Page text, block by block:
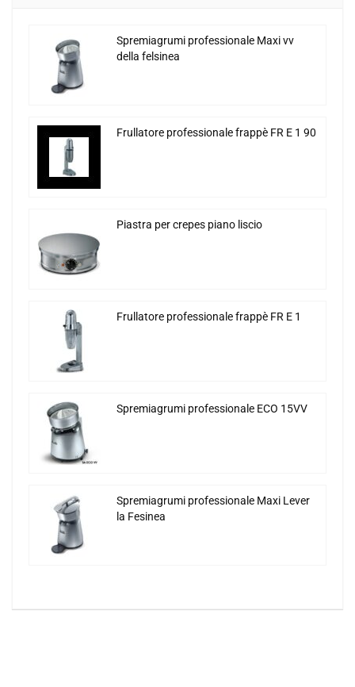
Spremiagrumi professionale Maxi vv
della felsinea
Frullatore professionale frappè FR E 1 90
Piastra per crepes piano liscio
Frullatore professionale frappè FR E 1
Spremiagrumi professionale ECO 15VV
Spremiagrumi professionale Maxi Lever
la Fesinea